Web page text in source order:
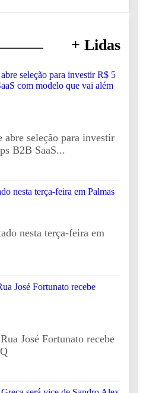
+ Lidas
abre seleção para investir
B2B SaaS...
nesta terça-feira em
José Fortunato recebe